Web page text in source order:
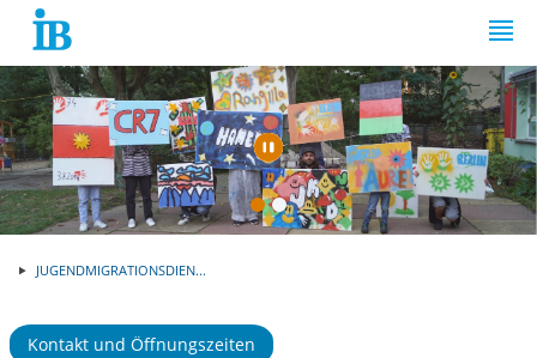
Springe zum Inhalt
Automatische
JUGENDMIGRATIONSDIEN...
Kontakt und Öffnungszeiten